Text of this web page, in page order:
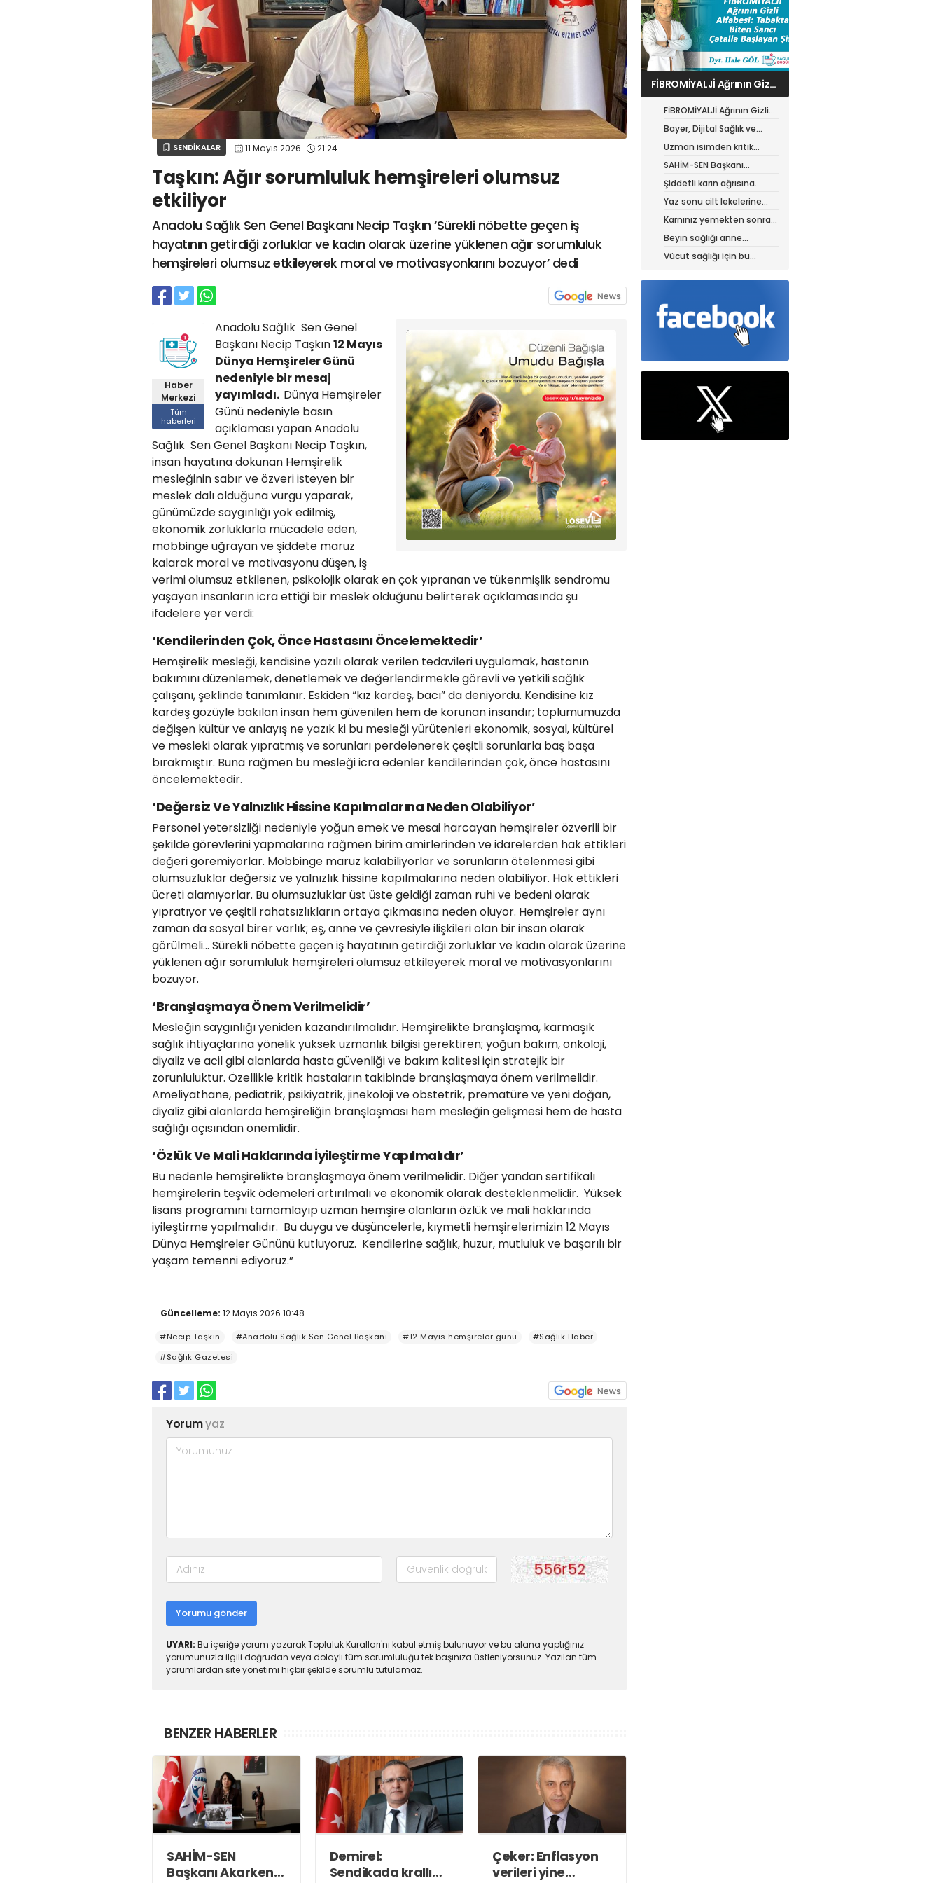
SENDİKALAR 11 Mayıs 2026 21:24
Taşkın: Ağır sorumluluk hemşireleri olumsuz
etkiliyor
Anadolu Sağlık Sen Genel Başkanı Necip Taşkın ‘Sürekli nöbette geçen iş
hayatının getirdiği zorluklar ve kadın olarak üzerine yüklenen ağır sorumluluk
hemşireleri olumsuz etkileyerek moral ve motivasyonlarını bozuyor’ dedi
Haber
Merkezi
Tüm
haberleri
Anadolu Sağlık Sen Genel
Başkanı Necip Taşkın12 Mayıs
Dünya Hemşireler Günü
nedeniyle bir mesaj
yayımladı. Dünya Hemşireler
Günü nedeniyle basın
açıklaması yapan Anadolu
Sağlık Sen Genel Başkanı Necip Taşkın,
insan hayatına dokunan Hemşirelik
mesleğinin sabır ve özveri isteyen bir
meslek dalı olduğuna vurgu yaparak,
günümüzde saygınlığı yok edilmiş,
ekonomik zorluklarla mücadele eden,
mobbinge uğrayan ve şiddete maruz
kalarak moral ve motivasyonu düşen, iş
verimi olumsuz etkilenen, psikolojik olarak en çok yıpranan ve tükenmişlik sendromu
yaşayan insanların icra ettiği bir meslek olduğunu belirterek açıklamasında şu
ifadelere yer verdi:
‘Kendilerinden Çok, Önce Hastasını Öncelemektedir’
Hemşirelik mesleği, kendisine yazılı olarak verilen tedavileri uygulamak, hastanın
bakımını düzenlemek, denetlemek ve değerlendirmekle görevli ve yetkili sağlık
çalışanı, şeklinde tanımlanır. Eskiden “kız kardeş, bacı” da deniyordu. Kendisine kız
kardeş gözüyle bakılan insan hem güvenilen hem de korunan insandır; toplumumuzda
değişen kültür ve anlayış ne yazık ki bu mesleği yürütenleri ekonomik, sosyal, kültürel
ve mesleki olarak yıpratmış ve sorunları perdelenerek çeşitli sorunlarla baş başa
bırakmıştır. Buna rağmen bu mesleği icra edenler kendilerinden çok, önce hastasını
öncelemektedir.
‘Değersiz Ve Yalnızlık Hissine Kapılmalarına Neden Olabiliyor’
Personel yetersizliği nedeniyle yoğun emek ve mesai harcayan hemşireler özverili bir
şekilde görevlerini yapmalarına rağmen birim amirlerinden ve idarelerden hak ettikleri
değeri göremiyorlar. Mobbinge maruz kalabiliyorlar ve sorunların ötelenmesi gibi
olumsuzluklar değersiz ve yalnızlık hissine kapılmalarına neden olabiliyor. Hak ettikleri
ücreti alamıyorlar. Bu olumsuzluklar üst üste geldiği zaman ruhi ve bedeni olarak
yıpratıyor ve çeşitli rahatsızlıkların ortaya çıkmasına neden oluyor. Hemşireler aynı
zaman da sosyal birer varlık; eş, anne ve çevresiyle ilişkileri olan bir insan olarak
görülmeli… Sürekli nöbette geçen iş hayatının getirdiği zorluklar ve kadın olarak üzerine
yüklenen ağır sorumluluk hemşireleri olumsuz etkileyerek moral ve motivasyonlarını
bozuyor.
‘Branşlaşmaya Önem Verilmelidir’
Mesleğin saygınlığı yeniden kazandırılmalıdır. Hemşirelikte branşlaşma, karmaşık
sağlık ihtiyaçlarına yönelik yüksek uzmanlık bilgisi gerektiren; yoğun bakım, onkoloji,
diyaliz ve acil gibi alanlarda hasta güvenliği ve bakım kalitesi için stratejik bir
zorunluluktur. Özellikle kritik hastaların takibinde branşlaşmaya önem verilmelidir.
Ameliyathane, pediatrik, psikiyatrik, jinekoloji ve obstetrik, prematüre ve yeni doğan,
diyaliz gibi alanlarda hemşireliğin branşlaşması hem mesleğin gelişmesi hem de hasta
sağlığı açısından önemlidir.
‘Özlük Ve Mali Haklarında İyileştirme Yapılmalıdır’
Bu nedenle hemşirelikte branşlaşmaya önem verilmelidir. Diğer yandan sertifikalı
hemşirelerin teşvik ödemeleri artırılmalı ve ekonomik olarak desteklenmelidir. Yüksek
lisans programını tamamlayıp uzman hemşire olanların özlük ve mali haklarında
iyileştirme yapılmalıdır. Bu duygu ve düşüncelerle, kıymetli hemşirelerimizin 12 Mayıs
Dünya Hemşireler Gününü kutluyoruz. Kendilerine sağlık, huzur, mutluluk ve başarılı bir
yaşam temenni ediyoruz.”
Güncelleme: 12 Mayıs 2026 10:48
#Necip Taşkın #Anadolu Sağlık Sen Genel Başkanı #12 Mayıs hemşireler günü
#Sağlık Haber
#Sağlık Gazetesi
Yorumyaz
Yorumu gönder
UYARI: Bu içeriğe yorum yazarak Topluluk Kuralları'nı kabul etmiş bulunuyor ve bu alana yaptığınız
yorumunuzla ilgili doğrudan veya dolaylı tüm sorumluluğu tek başınıza üstleniyorsunuz. Yazılan tüm
yorumlardan site yönetimi hiçbir şekilde sorumlu tutulamaz.
BENZER HABERLER
SAHİM-SEN
Başkanı Akarken:
​Demirel:
Sendikada krallık
Çeker: Enflasyon
verileri yine
Bayer, Dijital Sağlık ve
Tarım Girişimleri Haritası
Başvurularını Başlattı
FİBROMİYALJİ Ağrının Gizli
Alfabesi: Tabakta Biten
Sancı, Çatalla Başlayan
Şifa
Bayer, Dijital Sağlık ve
Tarım Girişimleri Haritası
Başvurularını Başlattı
Uzman isimden kritik
ürolojik sorun uyarısı
SAHİM-SEN Başkanı
Akarken: Kalıcı çözüm şart
Şiddetli karın ağrısına
dikkat
Yaz sonu cilt lekelerine
karşı önlem zamanı
Karnınız yemekten sonra
neden şişiyor?
Beyin sağlığı anne
karnında başlıyor!
Vücut sağlığı için bu